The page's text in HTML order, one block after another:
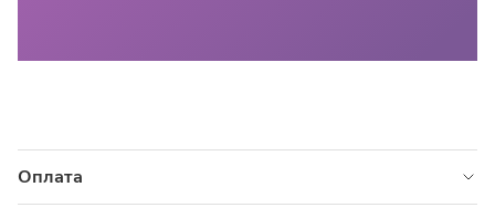
Оплата